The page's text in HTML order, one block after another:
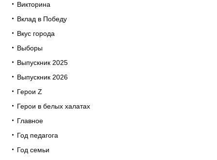
Викторина
Вклад в Победу
Вкус города
Выборы
Выпускник 2025
Выпускник 2026
Герои Z
Герои в белых халатах
Главное
Год педагога
Год семьи